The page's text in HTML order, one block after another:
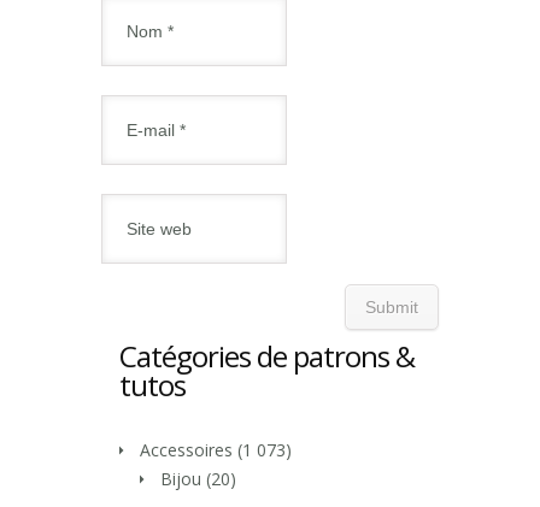
Catégories de patrons &
tutos
Accessoires (1 073)
Bijou (20)